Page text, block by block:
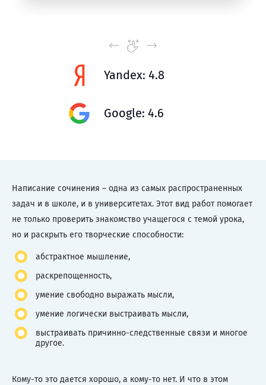
Yandex: 4.8
Google: 4.6
Написание сочинения – одна из самых распространенных
задач и в школе, и в университетах. Этот вид работ помогает
не только проверить знакомство учащегося с темой урока,
но и раскрыть его творческие способности:
абстрактное мышление,
раскрепощенность,
умение свободно выражать мысли,
умение логически выстраивать мысли,
выстраивать причинно-следственные связи и многое
другое.
Кому-то это дается хорошо, а кому-то нет. И что в этом